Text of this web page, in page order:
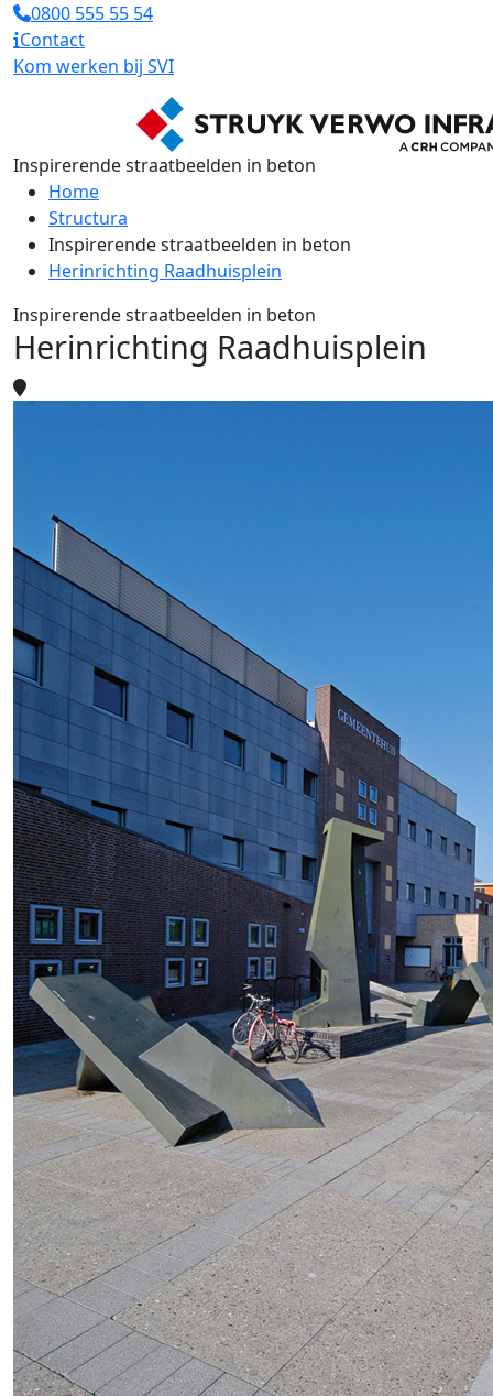
0800 555 55 54
Contact
Kom werken bij SVI
Inspirerende straatbeelden in beton
Home
Structura
Inspirerende straatbeelden in beton
Herinrichting Raadhuisplein
Inspirerende straatbeelden in beton
Herinrichting Raadhuisplein